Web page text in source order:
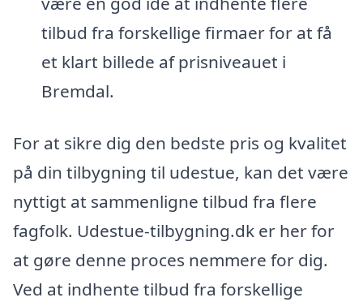
tilbud fra forskellige firmaer for at få
et klart billede af prisniveauet i
Bremdal.
For at sikre dig den bedste pris og kvalitet
på din tilbygning til udestue, kan det være
nyttigt at sammenligne tilbud fra flere
fagfolk. Udestue-tilbygning.dk er her for
at gøre denne proces nemmere for dig.
Ved at indhente tilbud fra forskellige